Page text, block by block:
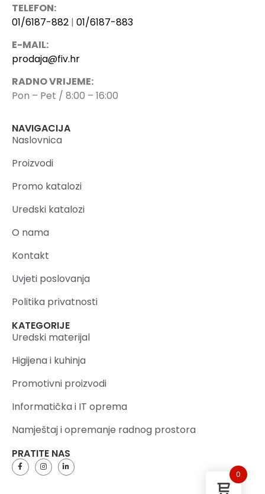
TELEFON:
01/6187-882 | 01/6187-883
E-MAIL:
prodaja@fiv.hr
RADNO VRIJEME:
Pon – Pet / 8:00 – 16:00
NAVIGACIJA
Naslovnica
Proizvodi
Promo katalozi
Uredski katalozi
O nama
Kontakt
Uvjeti poslovanja
Politika privatnosti
KATEGORIJE
Uredski materijal
Higijena i kuhinja
Promotivni proizvodi
Informatička i IT oprema
Namještaj i opremanje radnog prostora
PRATITE NAS
0